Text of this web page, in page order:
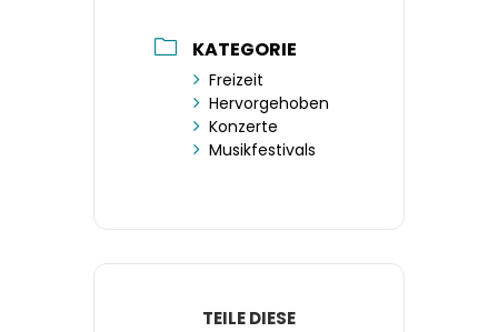
KATEGORIE
Freizeit
Hervorgehoben
Konzerte
Musikfestivals
TEILE DIESE